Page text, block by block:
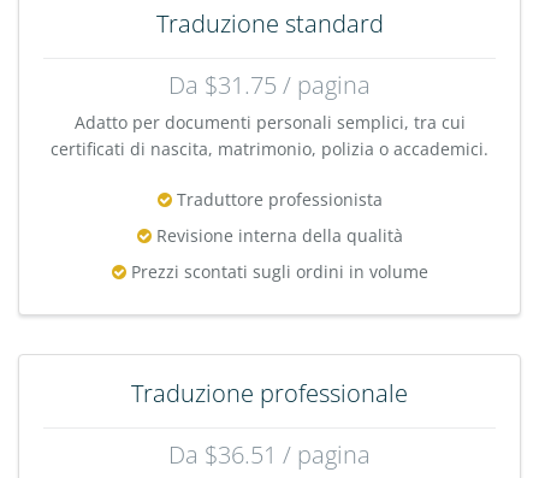
Traduzione standard
Da $31.75 / pagina
Adatto per documenti personali semplici, tra cui
certificati di nascita, matrimonio, polizia o accademici.
Traduttore professionista
Revisione interna della qualità
Prezzi scontati sugli ordini in volume
Traduzione professionale
Da $36.51 / pagina